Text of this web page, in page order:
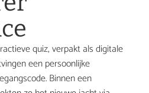
quiz, verpakt als digitale
een persoonlijke
Binnen een